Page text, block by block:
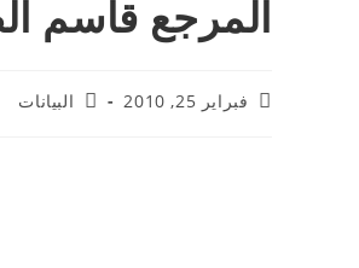
المرجع قاسم
فبراير 25, 2010 البيانات